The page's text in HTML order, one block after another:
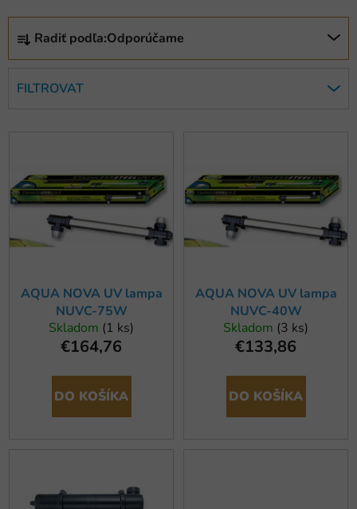
R
d
r
o
d
u
Radiť podľa:Odporúčame
FILTROVAT
p
i
p
AQUA NOVA UV lampa
NUVC-75W
Skladom (1 ks)
€164,76
DO KOŠÍKA
AQUA NOVA UV lampa
NUVC-40W
Skladom (3 ks)
€133,86
DO KOŠÍKA